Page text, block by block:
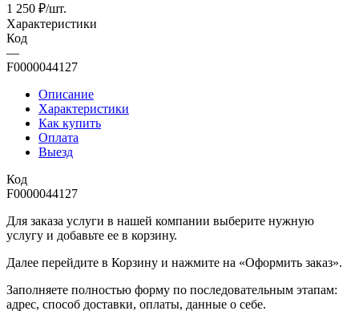
1 250 ₽/шт.
Характеристики
Код
—
F0000044127
Описание
Характеристики
Как купить
Оплата
Выезд
Код
F0000044127
Для заказа услуги в нашей компании выберите нужную
услугу и добавьте ее в корзину.
Далее перейдите в Корзину и нажмите на «Оформить заказ».
​​​​​​​Заполняете полностью форму по последовательным этапам:
адрес, способ доставки, оплаты, данные о себе.